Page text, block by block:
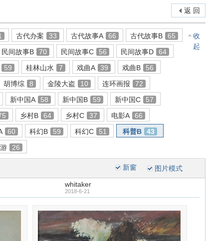
返 回
收
起
古代办案 33 古代故事A 66 古代故事B
65
民间故事B 70 民间故事C 56 民间故事D
64
59 桂林山水 7 戏曲A 39 戏曲B
56
胡博综 8 金陵大盗 10 连环画报
72
新中国A 58 新中国B 59 新中国C
57
乡村B 64 乡村C 37 电影A
66
60 科幻B 59 科幻C 51 科普B
43
26
新窗 图片模式
whitaker
2018-6-21